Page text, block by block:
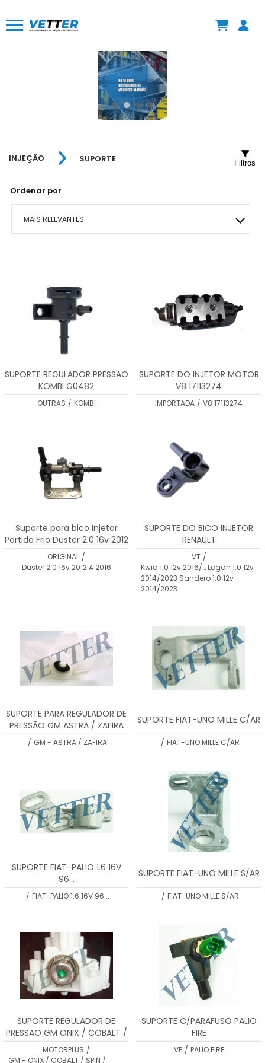
INJEÇÃO SUPORTE
Ordenar por
MAIS RELEVANTES
MAIOR PREÇO
Filtros
SUPORTE REGULADOR PRESSAO
KOMBI G0482
OUTRAS / KOMBI
SUPORTE DO INJETOR MOTOR
V8 17113274
IMPORTADA / V8 17113274
Suporte para bico Injetor
Partida Frio Duster 2.0 16v 2012
A 2016 Iwp220
ORIGINAL /
Duster 2.0 16v 2012 A 2016
SUPORTE DO BICO INJETOR
RENAULT
VT /
Kwid 1.0 12v 2016/… Logan 1.0 12v
2014/2023 Sandero 1.0 12v
2014/2023
SUPORTE PARA REGULADOR DE
PRESSÃO GM ASTRA / ZAFIRA
/ GM - ASTRA / ZAFIRA
SUPORTE FIAT-UNO MILLE C/AR
/ FIAT-UNO MILLE C/AR
SUPORTE FIAT-PALIO 1.6 16V
96...
/ FIAT-PALIO 1.6 16V 96...
SUPORTE FIAT-UNO MILLE S/AR
/ FIAT-UNO MILLE S/AR
SUPORTE REGULADOR DE
PRESSÃO GM ONIX / COBALT /
SPIN / CRUZE VT13503108A
MOTORPLUS /
GM - ONIX / COBALT / SPIN /
SUPORTE C/PARAFUSO PALIO
FIRE
VP / PALIO FIRE